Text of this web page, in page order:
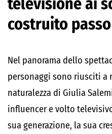
costruito
Nel panorama dello
personaggi sono riusciti a
naturalezza di Giulia
influencer e volto
sua generazione, la sua